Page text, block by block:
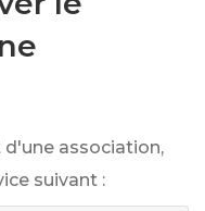
d'une association,
suivant :